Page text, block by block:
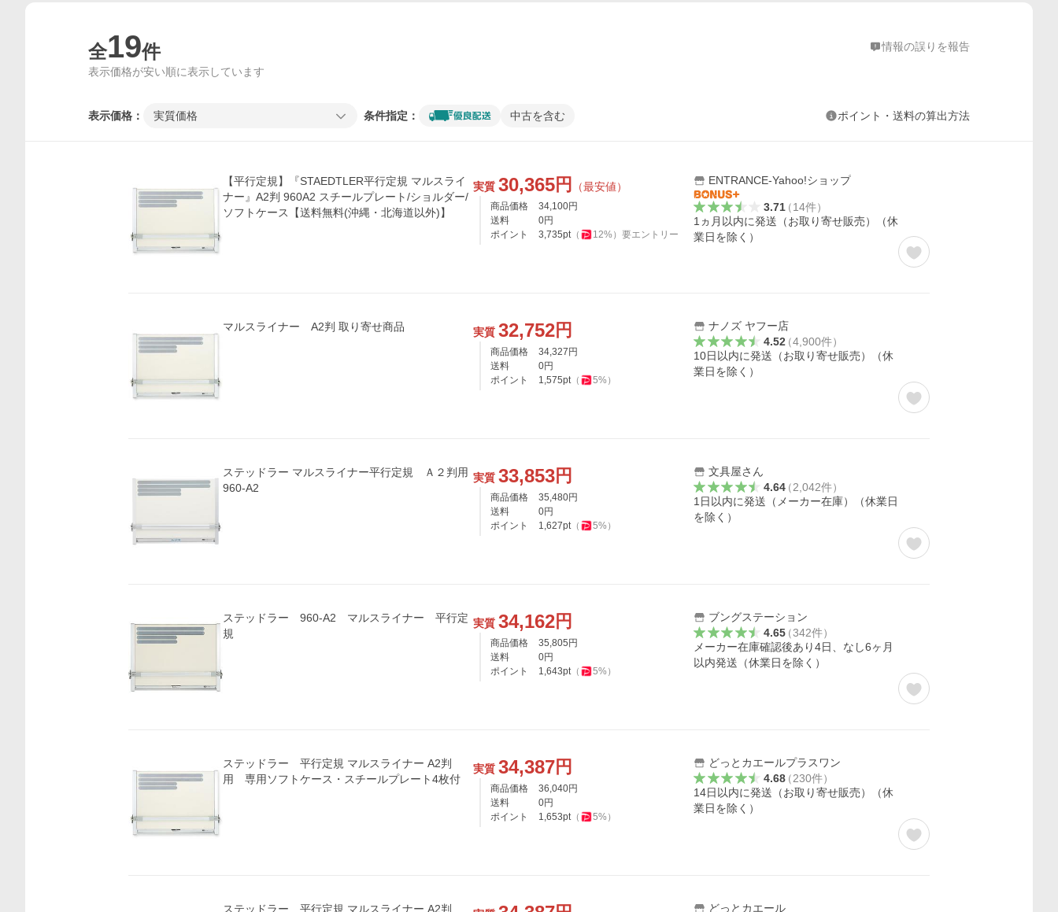
全19件 情報の誤りを報告
表示価格が安い順に表示しています
表示価格： 実質価格 条件指定： 中古を含む ポイント・送料の算出方法
【平行定規】『STAEDTLER平行定規 マルスライ
ナー』A2判 960A2 スチールプレート/ショルダー/
ソフトケース【送料無料(沖縄・北海道以外)】
実質 30,365円 （最安値）
商品価格 34,100円
送料
0円
ポイント
3,735pt（ 12%） 要エントリー
ENTRANCE-Yahoo!ショップ
3.71（14件）
1ヵ月以内に発送（お取り寄せ販売）（休
業日を除く）
マルスライナー A2判 取り寄せ商品 実質 32,752円
商品価格 34,327 円
送料
0円
ポイント
1,575pt（ 5%）
ナノズ ヤフー店
4.52（4,900件）
10日以内に発送（お取り寄せ販売）（休
業日を除く）
ステッドラー マルスライナー平行定規 Ａ２判用
960-A2
実質 33,853円
商品価格 35,480円
送料
0円
ポイント
1,627pt（ 5%）
文具屋さん
4.64（2,042件）
1日以内に発送（メーカー在庫）（休業日
を除く）
ステッドラー 960-A2 マルスライナー 平行定
規
実質 34,162円
商品価格 35,805 円
送料
0円
ポイント
1,643pt（ 5%）
ブングステーション
4.65（342件）
メーカー在庫確認後あり4日、なし6ヶ月
以内発送（休業日を除く）
ステッドラー 平行定規 マルスライナー A2判
用 専用ソフトケース・スチールプレート4枚付
実質 34,387円
商品価格 36,040円
送料
0円
ポイント
1,653pt（ 5%）
どっとカエールプラスワン
4.68（230件）
14日以内に発送（お取り寄せ販売）（休
業日を除く）
ステッドラー 平行定規 マルスライナー A2判
どっとカエール